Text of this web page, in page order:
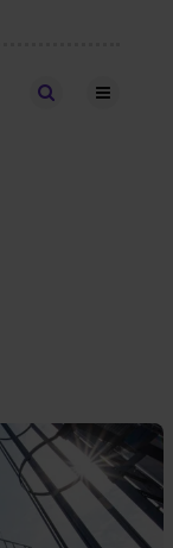
Stellen finden